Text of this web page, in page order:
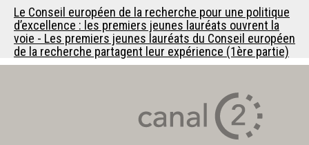
Le Conseil européen de la recherche pour une politique
d’excellence : les premiers jeunes lauréats ouvrent la
voie - Les premiers jeunes lauréats du Conseil européen
de la recherche partagent leur expérience (1ère partie)